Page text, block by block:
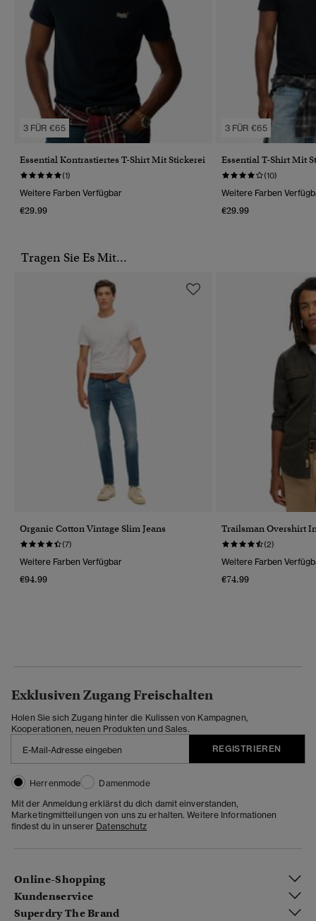
3 FÜR €65
Essential Kontrastiertes T-Shirt Mit Stickerei
(1)
Weitere Farben Verfügbar
€29.99
3 FÜR €65
Essential T-Shirt Mit
(10)
Weitere Farben
€29.99
Tragen Sie Es Mit...
Organic Cotton Vintage Slim Jeans
(7)
Weitere Farben Verfügbar
€94.99
Trailsman Overshirt
(2)
Weitere Farben
€74.99
Exklusiven Zugang Freischalten
Holen Sie sich Zugang hinter die Kulissen von Kampagnen,
Kooperationen, neuen Produkten und Sales.
REGISTRIEREN
Herrenmode
Damenmode
Mit der Anmeldung erklärst du dich damit einverstanden,
Marketingmitteilungen von uns zu erhalten. Weitere Informationen
findest du in unserer Datenschutz
Online-Shopping
Kundenservice
Superdry The Brand